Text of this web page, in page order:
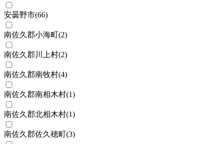
安曇野市(66)
南佐久郡小海町(2)
南佐久郡川上村(2)
南佐久郡南牧村(4)
南佐久郡南相木村(1)
南佐久郡北相木村(1)
南佐久郡佐久穂町(3)